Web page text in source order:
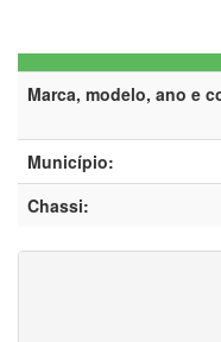
Marca, modelo, ano e
Município:
Chassi: